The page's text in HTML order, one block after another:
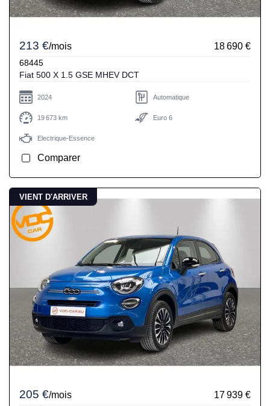
213 €/mois 18 690 €
68445
Fiat 500 X 1.5 GSE MHEV DCT
2024 Automatique
19 673 km Euro 6
Electrique-Essence
Comparer
VIENT D'ARRIVER
205 €/mois 17 939 €